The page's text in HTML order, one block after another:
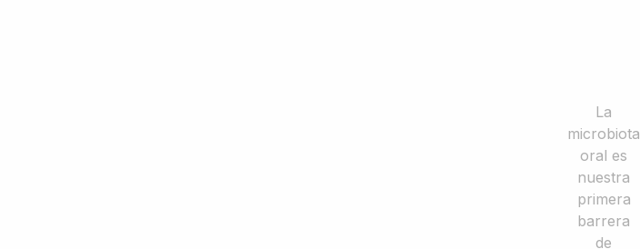
La
microbiota
oral es
nuestra
primera
barrera
de